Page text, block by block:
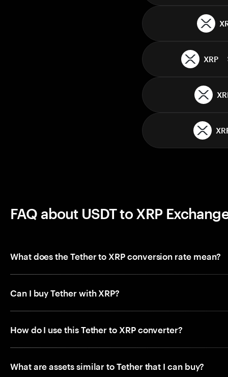
XRP
FAQ about USDT to XRP
What does the Tether to XRP conversion rate mean?
Can I buy Tether with XRP?
How do I use this Tether to XRP converter?
What are assets similar to Tether that I can buy?